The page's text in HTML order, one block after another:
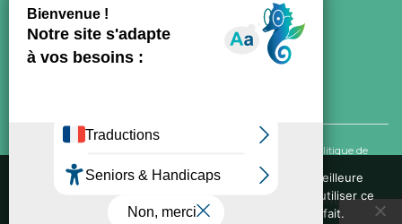
Politique de
confidentialité
Conception graphique, iconographie et développement de ce site réalisés par
Nous utilisons des cookies pour vous garantir la meilleure
expérience sur notre site web. Si vous continuez à utiliser ce
site, nous supposerons que vous en êtes satisfait.